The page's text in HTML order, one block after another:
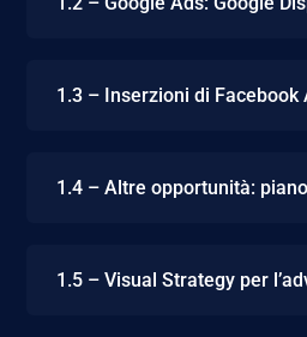
1.3 – Inserzioni di Facebook
1.4 – Altre opportunità:
1.5 – Visual Strategy per